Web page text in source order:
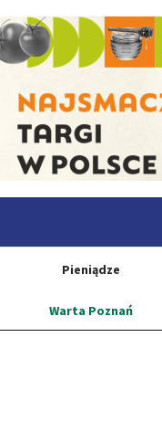
Pieniądze
Warta Poznań